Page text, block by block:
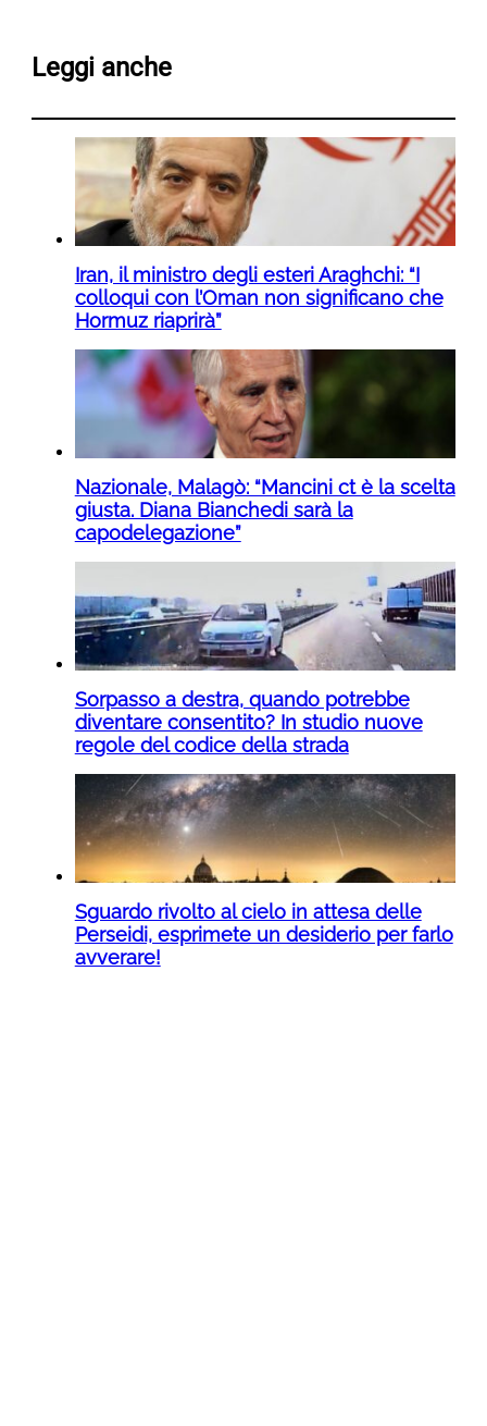
Leggi anche
Iran, il ministro degli esteri Araghchi: “I
colloqui con l’Oman non significano che
Hormuz riaprirà”
Nazionale, Malagò: “Mancini ct è la scelta
giusta. Diana Bianchedi sarà la
capodelegazione”
Sorpasso a destra, quando potrebbe
diventare consentito? In studio nuove
regole del codice della strada
Sguardo rivolto al cielo in attesa delle
Perseidi, esprimete un desiderio per farlo
avverare!